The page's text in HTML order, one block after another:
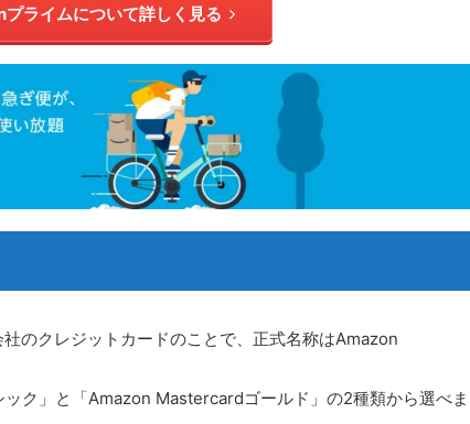
ライムについて詳しく見る
のクレジットカードのことで、正式名称はAmazon
ク」と「Amazon Mastercardゴールド」の2種類から選べま